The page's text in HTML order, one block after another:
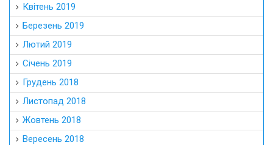
Квітень 2019
Березень 2019
Лютий 2019
Січень 2019
Грудень 2018
Листопад 2018
Жовтень 2018
Вересень 2018